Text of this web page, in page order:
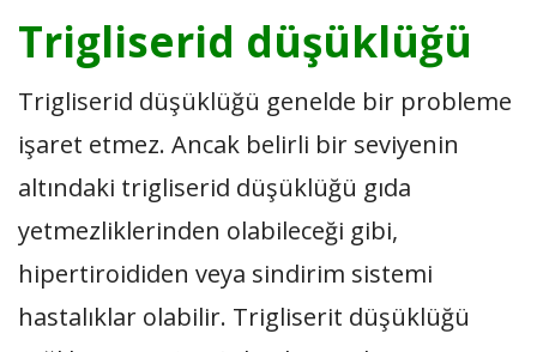
Trigliserid düşüklüğü
Trigliserid düşüklüğü genelde bir probleme
işaret etmez. Ancak belirli bir seviyenin
altındaki trigliserid düşüklüğü gıda
yetmezliklerinden olabileceği gibi,
hipertiroididen veya sindirim sistemi
hastalıklar olabilir. Trigliserit düşüklüğü